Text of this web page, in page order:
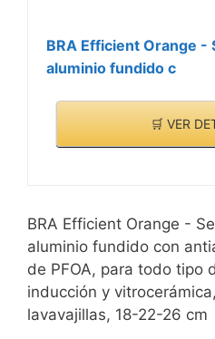
BRA Efficient Orange -
aluminio fundido c
🛒 VER
BRA Efficient Orange -
aluminio fundido con
de PFOA, para todo tipo
inducción y
lavavajillas, 18-22-26 cm